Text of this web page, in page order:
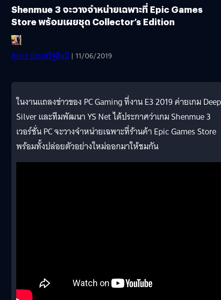
Shenmue 3 จะวางจำหน่ายเฉพาะที่ Epic Games
Store พร้อมเผยชุด Collector’s Edition
ศุภกร ประเสริฐศิลป์ | 11/06/2019
ในงานแถลงข่าวของ PC Gaming ที่งาน E3 2019 ค่ายเกม Deep
Silver และทีมพัฒนา YS Net ได้ประกาศว่าเกม Shenmue 3
เวอร์ชั่น PC จะวางจำหน่ายเฉพาะที่ร้านค้า Epic Games Store
พร้อมทั้งปล่อยตัวอย่างใหม่ออกมาให้ชมกัน